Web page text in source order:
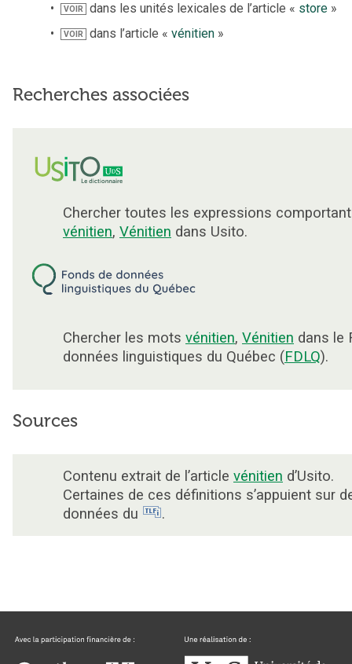
VOIR dans les unités lexicales de l’article « store »
VOIR dans l’article «vénitien »
Recherches associées
Chercher toutes les expressions
vénitien, Vénitien dans Usito.
Chercher les mots vénitien, Vénitien dans le
données linguistiques du Québec (FDLQ).
Sources
Contenu extrait de l’article vénitien d’Usito.
Certaines de ces définitions s’appuient sur
données du
.